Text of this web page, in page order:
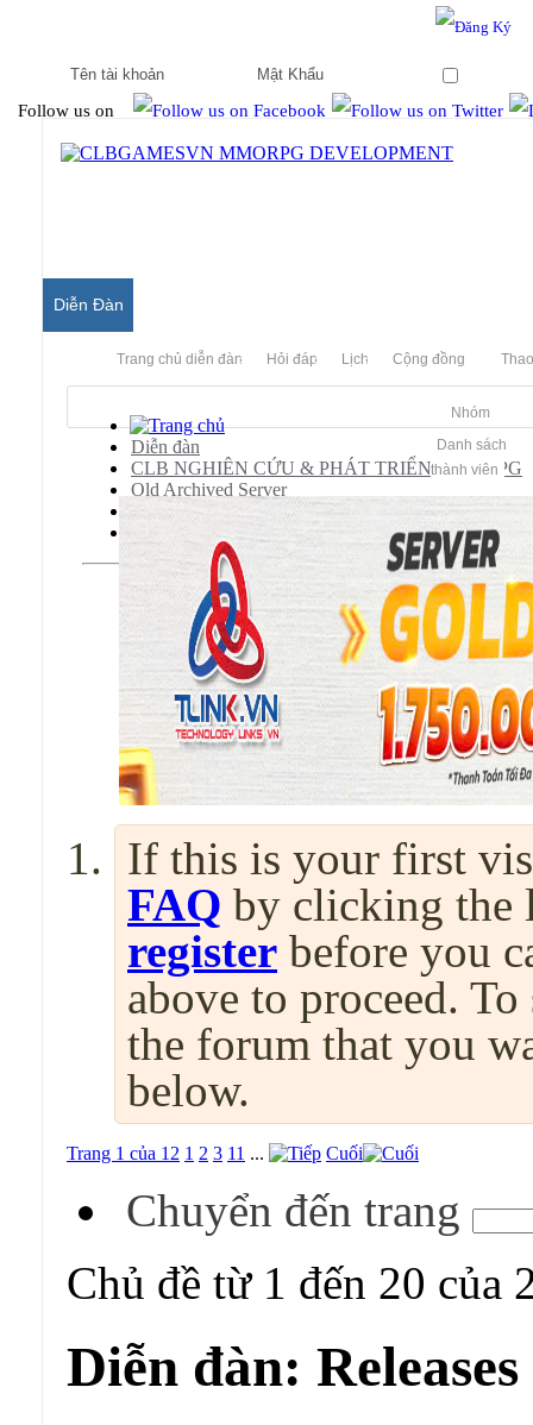
Follow us on
Diễn Đàn
Trang chủ diễn đàn Hỏi đáp Lịch Cộng đồng
Nhóm
Danh sách
thành viên
Diễn đàn
CLB NGHIÊN CỨU & PHÁT TRIỂN MMORPG
Old Archived Server
Audition Server Private
If this is your first
FAQ by clicking the
register before you
above to proceed.
the forum that you
below.
Trang 1 của 12 1 2 3 11 ... Cuối
Chuyển đến trang
Chủ đề từ 1 đến 20 của
Diễn đàn: Releases